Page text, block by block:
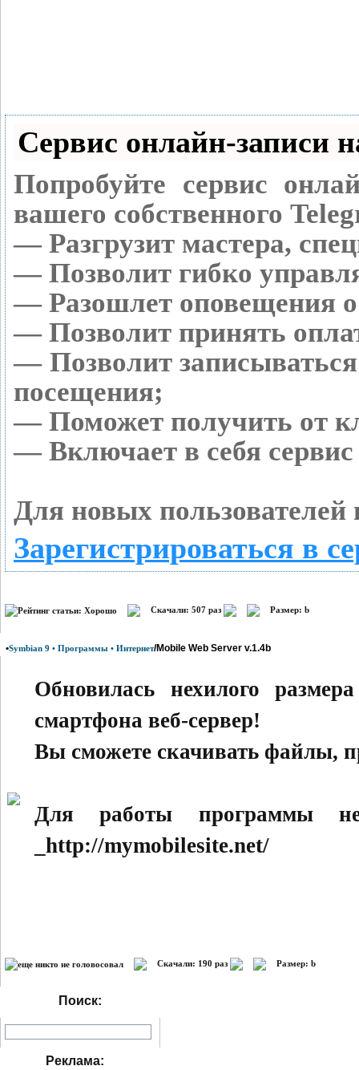
Сервис онлайн-записи
Попробуйте сервис
вашего собственного
— Разгрузит мастера,
— Позволит гибко
— Разошлет оповещения
— Позволит принять
— Позволит
посещения;
— Поможет получить от
— Включает в себя
Для новых
Зарегистрироваться в
Скачали: 507 раз Размер: b
•Symbian 9 • Программы • Интернет/Mobile Web Server v.1.4b
Обновилась нехилого
смартфона веб-сервер!
Вы сможете скачивать файлы,
Для работы программы
_http://mymobilesite.net/
Скачали: 190 раз Размер: b
Поиск:
Реклама: